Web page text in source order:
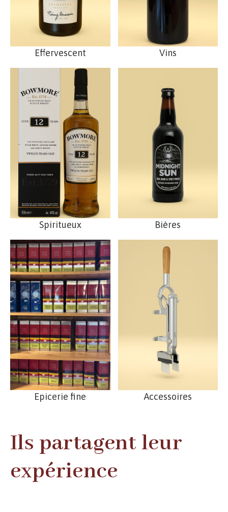
Effervescent Vins
Spiritueux Bières
Epicerie fine Accessoires
Ils partagent leur
expérience